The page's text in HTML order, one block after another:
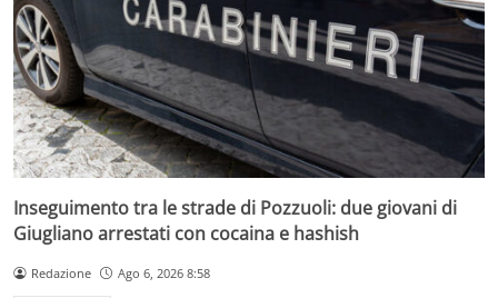
Inseguimento tra le strade di Pozzuoli: due giovani di
Giugliano arrestati con cocaina e hashish
Redazione Ago 6, 2026 8:58